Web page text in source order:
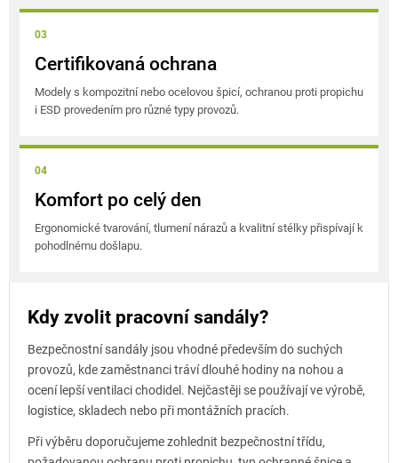
03
Certifikovaná ochrana
Modely s kompozitní nebo ocelovou špicí, ochranou proti propichu
i ESD provedením pro různé typy provozů.
04
Komfort po celý den
Ergonomické tvarování, tlumení nárazů a kvalitní stélky přispívají k
pohodlnému došlapu.
Kdy zvolit pracovní sandály?
Bezpečnostní sandály jsou vhodné především do suchých
provozů, kde zaměstnanci tráví dlouhé hodiny na nohou a
ocení lepší ventilaci chodidel. Nejčastěji se používají ve výrobě,
logistice, skladech nebo při montážních pracích.
Při výběru doporučujeme zohlednit bezpečnostní třídu,